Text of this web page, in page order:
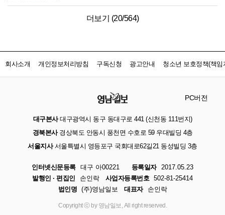
더보기 (20/564)
회사소개 개인정보처리방침 구독신청 광고안내 청소년 보호정책(책임
PC버전
대구본사대구광역시 동구 동대구로 441 (신천동 111번지)
경북본사경상북도 안동시 풍천면 수호로 59 우대빌딩 4층
서울지사서울특별시 영등포구 국회대로62길21 동성빌딩 3층
인터넷신문등록 대구 아00221 등록일자
2017.05.23
발행인 · 편집인
손인락 사업자등록번호 502-81-25414
법인명 (주)영남일보 대표자 손인락
Copyright ⓒ by 영남일보, All right reserved.